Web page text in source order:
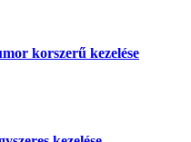
korszerű kezelése